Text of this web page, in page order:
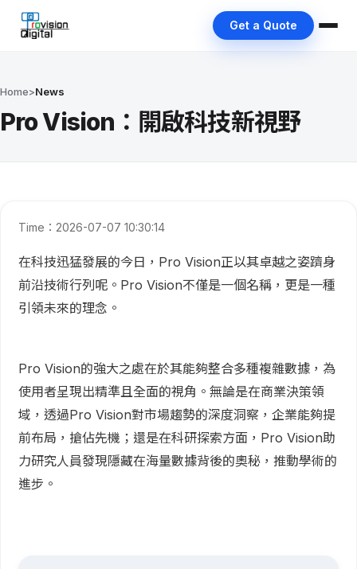
Get a Quote
Home>News
Pro Vision：開啟科技新視野
Time：2026-07-07 10:30:14
在科技迅猛發展的今日，Pro Vision正以其卓越之姿躋身
前沿技術行列呢。Pro Vision不僅是一個名稱，更是一種
引領未來的理念。
Pro Vision的強大之處在於其能夠整合多種複雜數據，為
使用者呈現出精準且全面的視角。無論是在商業決策領
域，透過Pro Vision對市場趨勢的深度洞察，企業能夠提
前布局，搶佔先機；還是在科研探索方面，Pro Vision助
力研究人員發現隱藏在海量數據背後的奧秘，推動學術的
進步。